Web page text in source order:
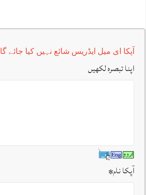
آپکا ای میل ایڈریس شائع نہیں کیا جائے گا
اپنا تبصرہ لکھیں
آپکا نام*